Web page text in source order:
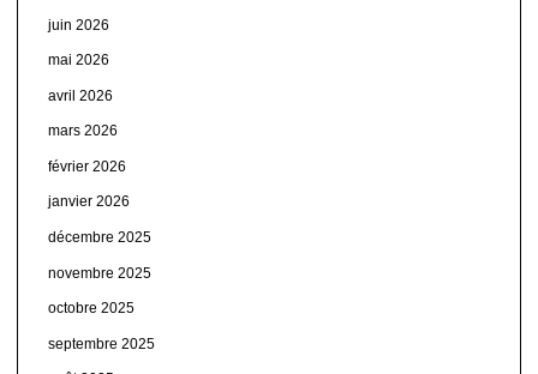
juin 2026
mai 2026
avril 2026
mars 2026
février 2026
janvier 2026
décembre 2025
novembre 2025
octobre 2025
septembre 2025